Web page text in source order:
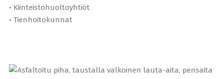
• Kiinteistöhuoltoyhtiöt
• Tienhoitokunnat